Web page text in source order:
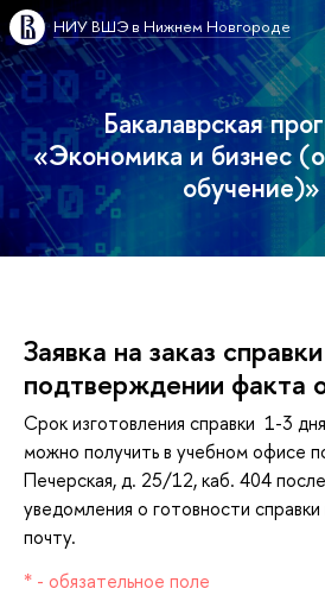
НИУ ВШЭ в Нижнем Новгороде
Бакалаврская
«Экономика и бизнес
обучение)»
Заявка на заказ
подтверждении факта
Срок изготовления справки 1-3
можно получить в учебном офисе
Печерская, д. 25/12, каб. 404
уведомления о готовности
почту.
* - обязательное поле